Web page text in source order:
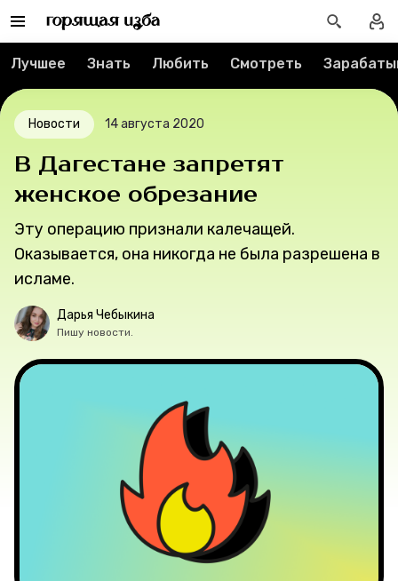
Спецпроекты
О проекте
Мерч
О компании
Рубрики
Лучшее Знать Любить Смотреть
Новости 14 августа 2020
В Дагестане запретят
женское обрезание
Эту операцию признали калечащей.
Оказывается, она никогда не была разрешена в
исламе.
Дарья Чебыкина
Пишу новости.